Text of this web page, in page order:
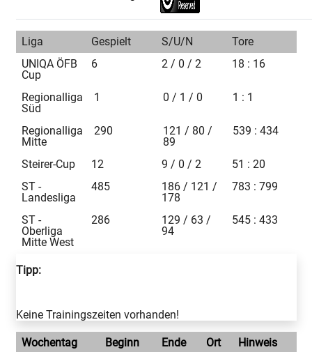
Liga Gespielt S/U/N
Tore
UNIQA ÖFB
Cup
6 2 / 0 / 2 18 : 16
Regionalliga
Süd
1 0 / 1 / 0 1 : 1
Regionalliga
Mitte
290
121 / 80 /
89
539 : 434
Steirer-Cup 12 9 / 0 / 2
51 : 20
ST -
Landesliga
485
186 / 121 /
178
783 : 799
ST -
Oberliga
Mitte West
286
129 / 63 /
94
545 : 433
Tipp:
Keine Trainingszeiten vorhanden!
Wochentag Beginn Ende Ort Hinweis